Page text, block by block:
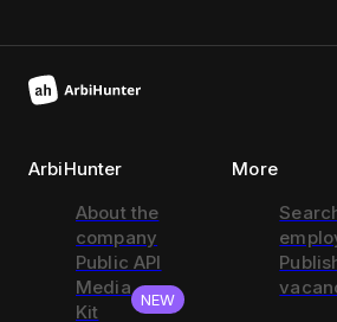
ArbiHunter
About the
company
Public API
Media
Kit
NEW
More